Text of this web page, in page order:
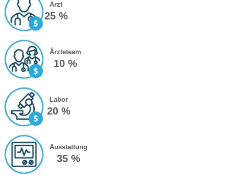
Arzt
25 %
Ärzteteam
10 %
Labor
20 %
Ausstattung
35 %